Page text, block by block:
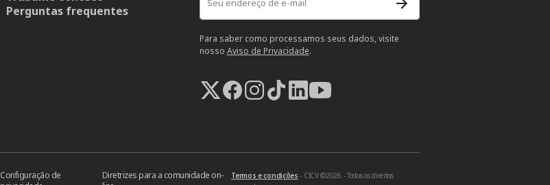
Perguntas frequentes
Para saber como processamos seus dados, visite
nosso Aviso de Privacidade.
Configuração de
Diretrizes para a comunidade on-
Termos e condições - CICV ©2026 - Todos os direitos